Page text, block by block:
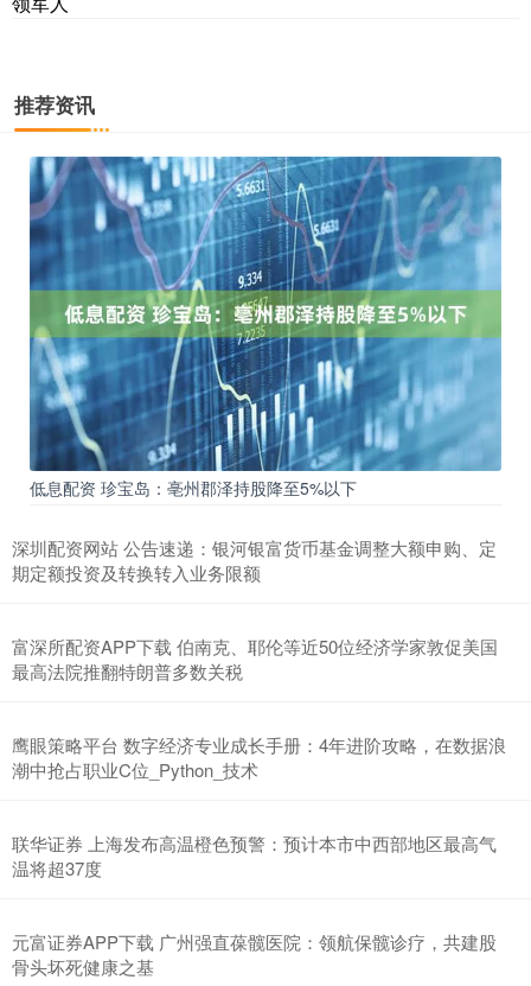
推荐资讯
低息配资 珍宝岛：亳州郡泽持股降至5%以下
深圳配资网站 公告速递：银河银富货币基金调整大额申购、定
期定额投资及转换转入业务限额
富深所配资APP下载 伯南克、耶伦等近50位经济学家敦促美国
最高法院推翻特朗普多数关税
鹰眼策略平台 数字经济专业成长手册：4年进阶攻略，在数据浪
潮中抢占职业C位_Python_技术
联华证券 上海发布高温橙色预警：预计本市中西部地区最高气
温将超37度
元富证券APP下载 广州强直葆髋医院：领航保髋诊疗，共建股
骨头坏死健康之基